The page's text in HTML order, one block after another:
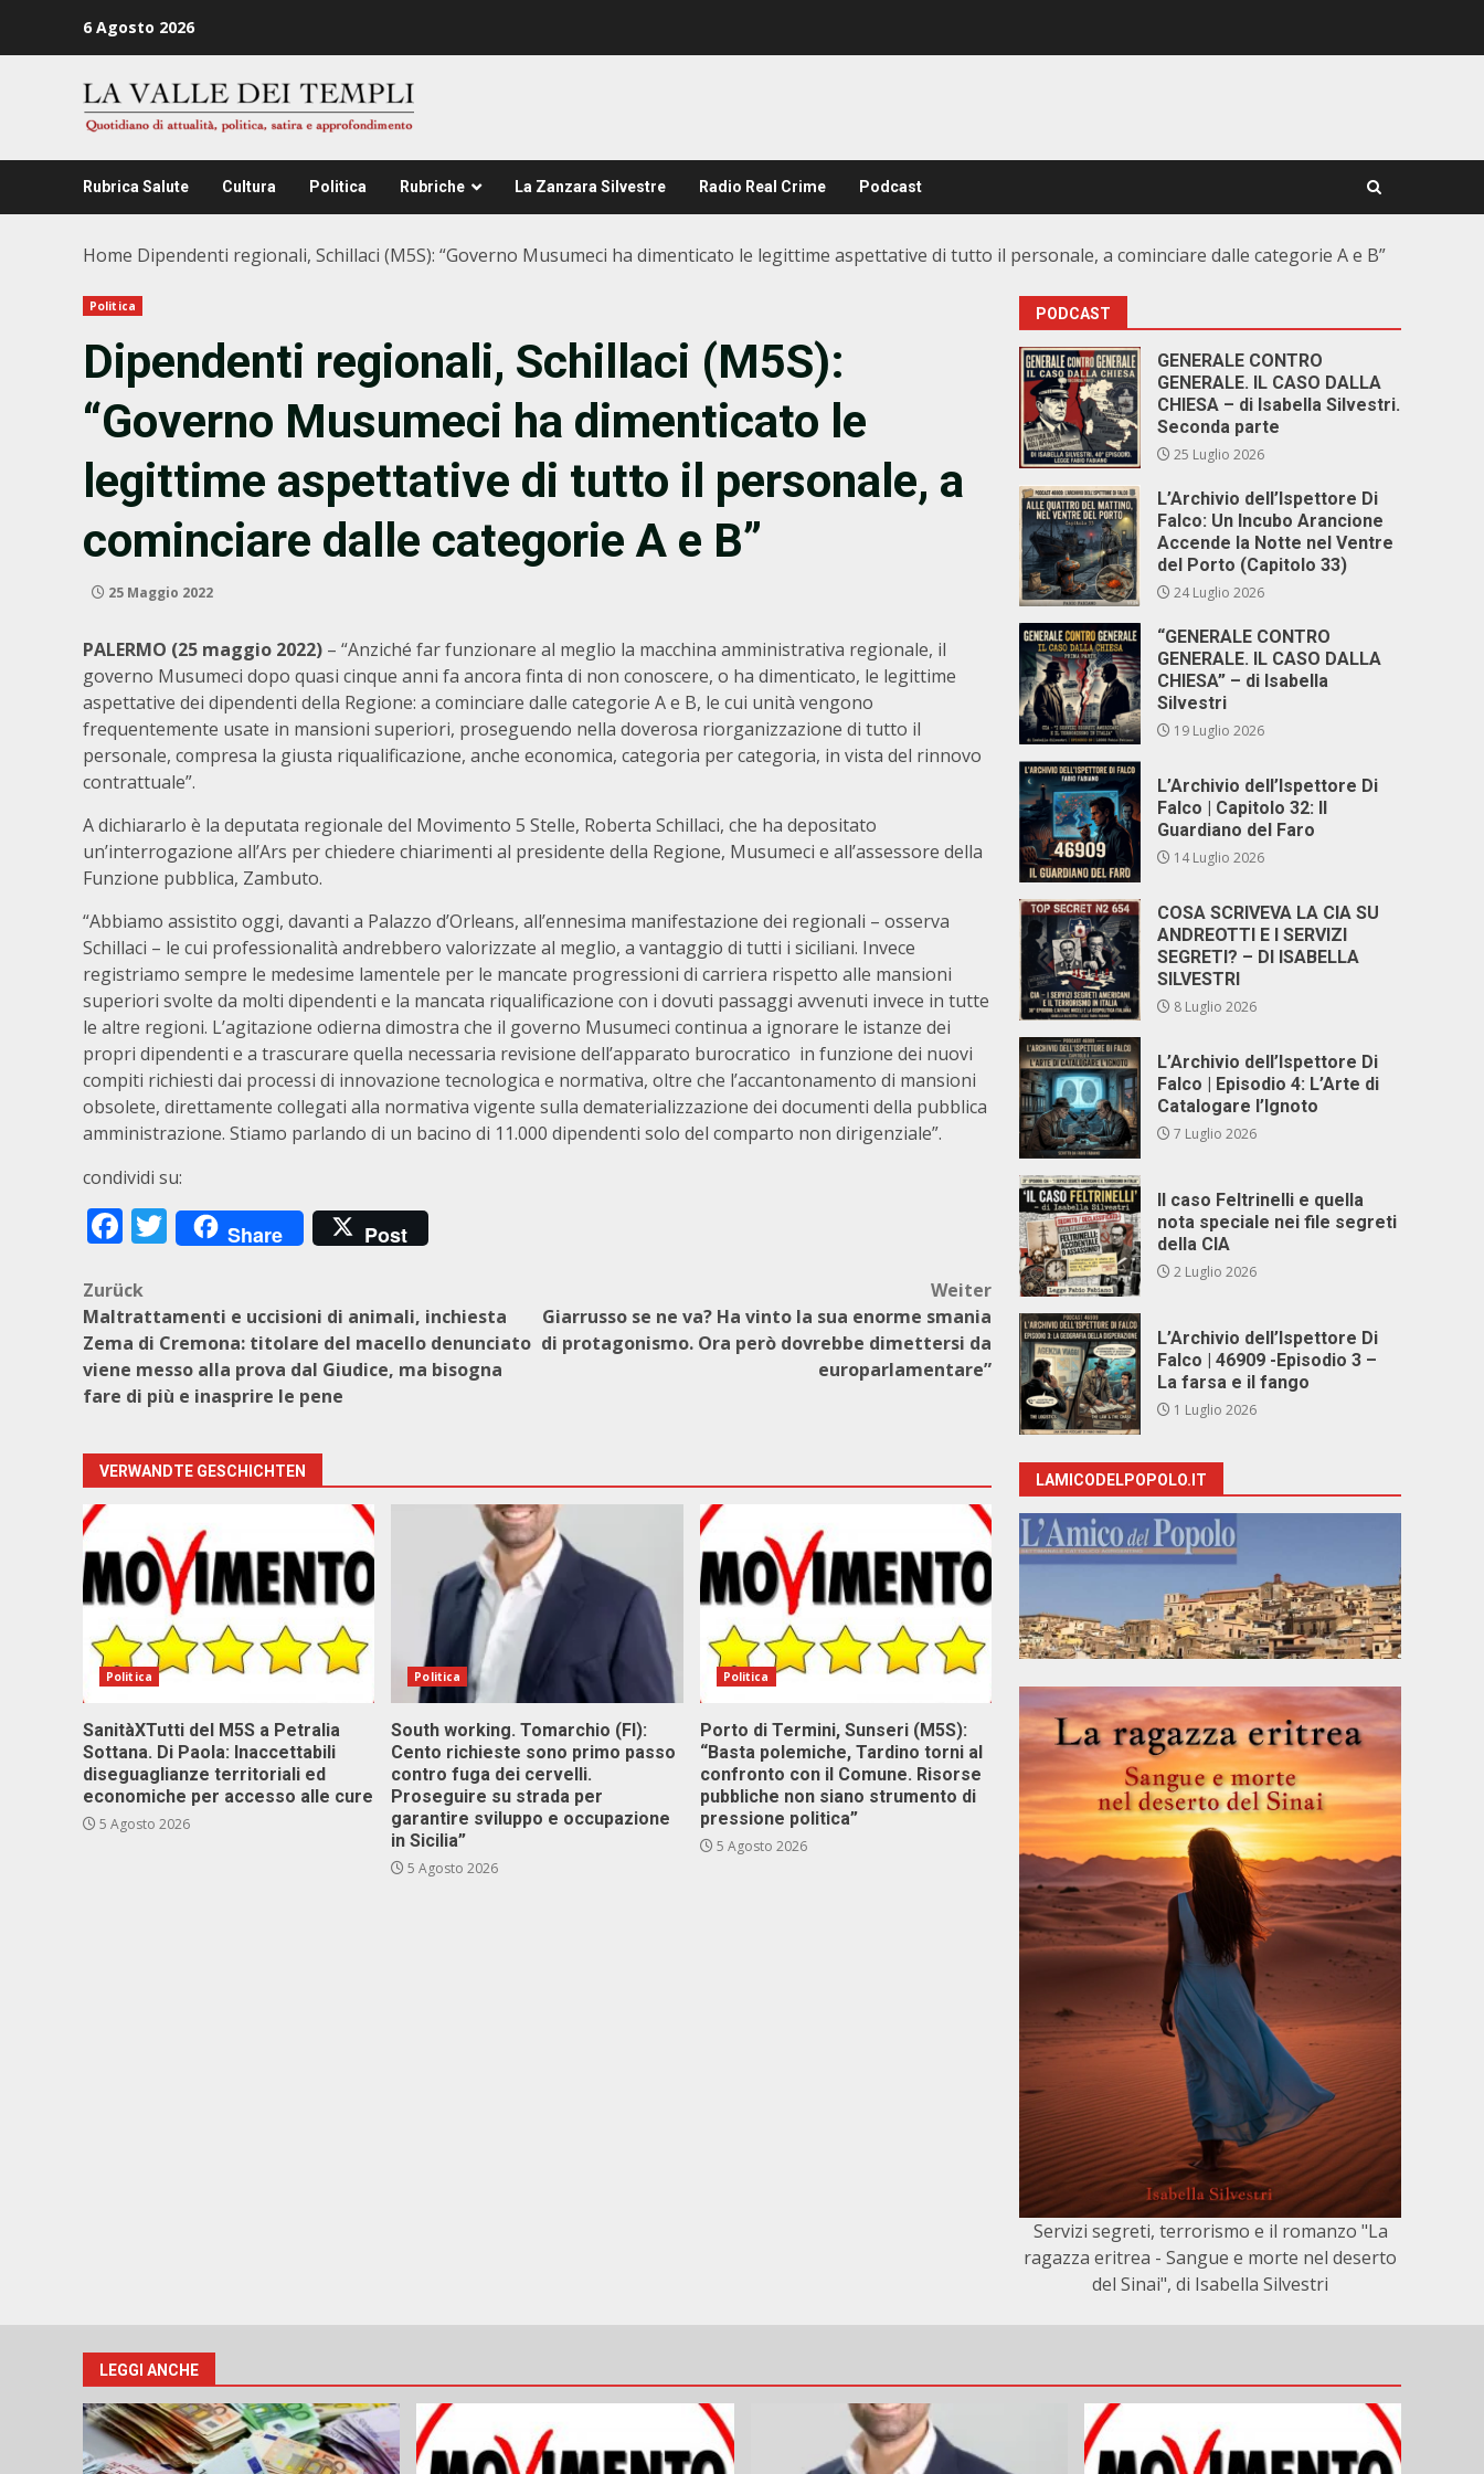
6 Agosto 2026
Rubrica Salute Cultura Politica Rubriche La Zanzara Silvestre Radio Real Crime Podcast
Home Dipendenti regionali, Schillaci (M5S): “Governo Musumeci ha dimenticato le legittime aspettative di tutto il personale, a cominciare dalle categorie A e B”
Politica
Dipendenti regionali, Schillaci (M5S):
“Governo Musumeci ha dimenticato le
legittime aspettative di tutto il personale, a
cominciare dalle categorie A e B”
25 Maggio 2022
PALERMO (25 maggio 2022) – “Anziché far funzionare al meglio la macchina amministrativa regionale, il
governo Musumeci dopo quasi cinque anni fa ancora finta di non conoscere, o ha dimenticato, le legittime
aspettative dei dipendenti della Regione: a cominciare dalle categorie A e B, le cui unità vengono
frequentemente usate in mansioni superiori, proseguendo nella doverosa riorganizzazione di tutto il
personale, compresa la giusta riqualificazione, anche economica, categoria per categoria, in vista del rinnovo
contrattuale”.
A dichiararlo è la deputata regionale del Movimento 5 Stelle, Roberta Schillaci, che ha depositato
un’interrogazione all’Ars per chiedere chiarimenti al presidente della Regione, Musumeci e all’assessore della
Funzione pubblica, Zambuto.
“Abbiamo assistito oggi, davanti a Palazzo d’Orleans, all’ennesima manifestazione dei regionali – osserva
Schillaci – le cui professionalità andrebbero valorizzate al meglio, a vantaggio di tutti i siciliani. Invece
registriamo sempre le medesime lamentele per le mancate progressioni di carriera rispetto alle mansioni
superiori svolte da molti dipendenti e la mancata riqualificazione con i dovuti passaggi avvenuti invece in tutte
le altre regioni. L’agitazione odierna dimostra che il governo Musumeci continua a ignorare le istanze dei
propri dipendenti e a trascurare quella necessaria revisione dell’apparato burocratico in funzione dei nuovi
compiti richiesti dai processi di innovazione tecnologica e normativa, oltre che l’accantonamento di mansioni
obsolete, direttamente collegati alla normativa vigente sulla dematerializzazione dei documenti della pubblica
amministrazione. Stiamo parlando di un bacino di 11.000 dipendenti solo del comparto non dirigenziale”.
condividi su:
Facebook
Twitter
Share Post
Beitragsnavigation
Zurück
Maltrattamenti e uccisioni di animali, inchiesta
Zema di Cremona: titolare del macello denunciato
viene messo alla prova dal Giudice, ma bisogna
fare di più e inasprire le pene
Weiter
Giarrusso se ne va? Ha vinto la sua enorme smania
di protagonismo. Ora però dovrebbe dimettersi da
europarlamentare”
VERWANDTE GESCHICHTEN
Politica
SanitàXTutti del M5S a Petralia
Sottana. Di Paola: Inaccettabili
diseguaglianze territoriali ed
economiche per accesso alle cure
5 Agosto 2026
Politica
South working. Tomarchio (FI):
Cento richieste sono primo passo
contro fuga dei cervelli.
Proseguire su strada per
garantire sviluppo e occupazione
in Sicilia”
5 Agosto 2026
Politica
Porto di Termini, Sunseri (M5S):
“Basta polemiche, Tardino torni al
confronto con il Comune. Risorse
pubbliche non siano strumento di
pressione politica”
5 Agosto 2026
PODCAST
GENERALE CONTRO
GENERALE. IL CASO DALLA
CHIESA – di Isabella Silvestri.
Seconda parte
25 Luglio 2026
L’Archivio dell’Ispettore Di
Falco: Un Incubo Arancione
Accende la Notte nel Ventre
del Porto (Capitolo 33)
24 Luglio 2026
“GENERALE CONTRO
GENERALE. IL CASO DALLA
CHIESA” – di Isabella
Silvestri
19 Luglio 2026
L’Archivio dell’Ispettore Di
Falco | Capitolo 32: Il
Guardiano del Faro
14 Luglio 2026
COSA SCRIVEVA LA CIA SU
ANDREOTTI E I SERVIZI
SEGRETI? – DI ISABELLA
SILVESTRI
8 Luglio 2026
L’Archivio dell’Ispettore Di
Falco | Episodio 4: L’Arte di
Catalogare l’Ignoto
7 Luglio 2026
Il caso Feltrinelli e quella
nota speciale nei file segreti
della CIA
2 Luglio 2026
L’Archivio dell’Ispettore Di
Falco | 46909 -Episodio 3 –
La farsa e il fango
1 Luglio 2026
LAMICODELPOPOLO.IT
Servizi segreti, terrorismo e il romanzo "La
ragazza eritrea - Sangue e morte nel deserto
del Sinai", di Isabella Silvestri
LEGGI ANCHE